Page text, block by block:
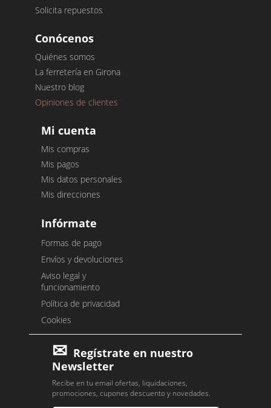
Solicita repuestos
Conócenos
Quiénes somos
La ferretería en Girona
Nuestro blog
Opiniones de clientes
Mi cuenta
Mis compras
Mis pagos
Mis datos personales
Mis direcciones
Infórmate
Formas de pago
Envíos y devoluciones
Aviso legal y
funcionamiento
Política de privacidad
Cookies
Regístrate en nuestro
Newsletter
Recibe en tu email ofertas, liquidaciones,
promociones, cupones descuento y novedades.